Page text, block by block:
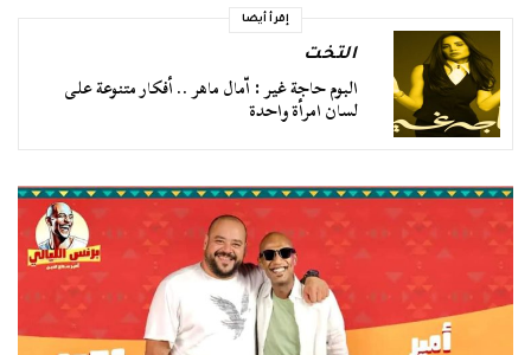
إقرأ أيضا
التخت
البوم حاجة غير : اّمال ماهر .. أفكار متنوعة على
لسان امرأة واحدة